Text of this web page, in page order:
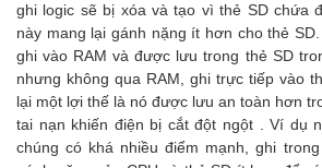
ghi logic sẽ bị xóa và tạo vì thẻ SD chứa
này mang lại gánh nặng ít hơn cho thẻ
ghi vào RAM và được lưu trong thẻ SD
nhưng không qua RAM, ghi trực tiếp vào
lại một lợi thế là nó được lưu an toàn hơn
tai nạn khiến điện bị cắt đột ngột . Ví dụ
chúng có khá nhiều điểm mạnh, ghi